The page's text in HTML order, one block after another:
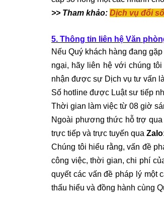
>> Tham khảo: Dịch vụ đổi
5. Thông tin liên hệ Văn
Nếu Quý khách hàng đang
ngại, hãy liên hệ với chúng
nhận được sự Dịch vụ tư vấn
Số hotline được Luật sư tiếp
Thời gian làm việc từ 08 giờ
Ngoài phương thức hỗ trợ qua
trực tiếp và trực tuyến qua
Chúng tôi hiểu rằng, vấn đề
công việc, thời gian, chi phí
quyết các vấn đề pháp lý một
thấu hiểu và đồng hành cùng